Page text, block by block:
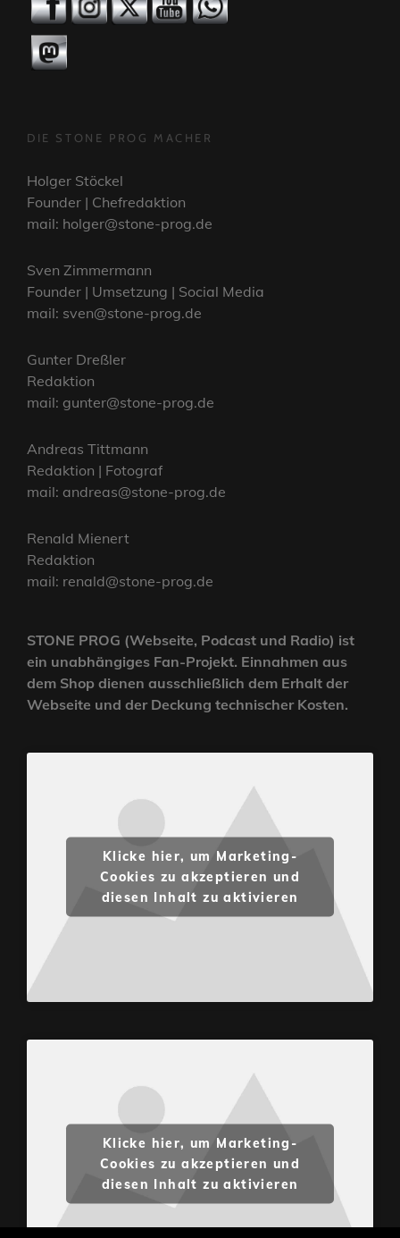
DIE STONE PROG MACHER
Holger Stöckel
Founder | Chefredaktion
mail: holger@stone-prog.de
Sven Zimmermann
Founder | Umsetzung | Social Media
mail: sven@stone-prog.de
Gunter Dreßler
Redaktion
mail: gunter@stone-prog.de
Andreas Tittmann
Redaktion | Fotograf
mail: andreas@stone-prog.de
Renald Mienert
Redaktion
mail: renald@stone-prog.de
STONE PROG (Webseite, Podcast und Radio) ist
ein unabhängiges Fan-Projekt. Einnahmen aus
dem Shop dienen ausschließlich dem Erhalt der
Webseite und der Deckung technischer Kosten.
Klicke hier, um Marketing-
Cookies zu akzeptieren und
diesen Inhalt zu aktivieren
Klicke hier, um Marketing-
Cookies zu akzeptieren und
diesen Inhalt zu aktivieren